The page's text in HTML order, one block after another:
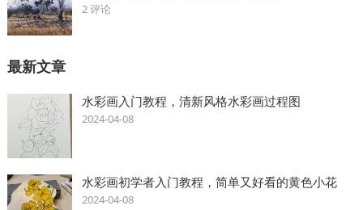
2 评论
最新文章
水彩画入门教程，清新风格水彩画过程图
2024-04-08
水彩画初学者入门教程，简单又好看的黄色小花
2024-04-08